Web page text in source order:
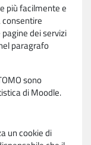
più facilmente e
dei servizi
paragrafo
sono
di Moodle.
un cookie di